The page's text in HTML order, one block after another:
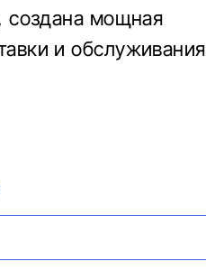
создана мощная
и обслуживания